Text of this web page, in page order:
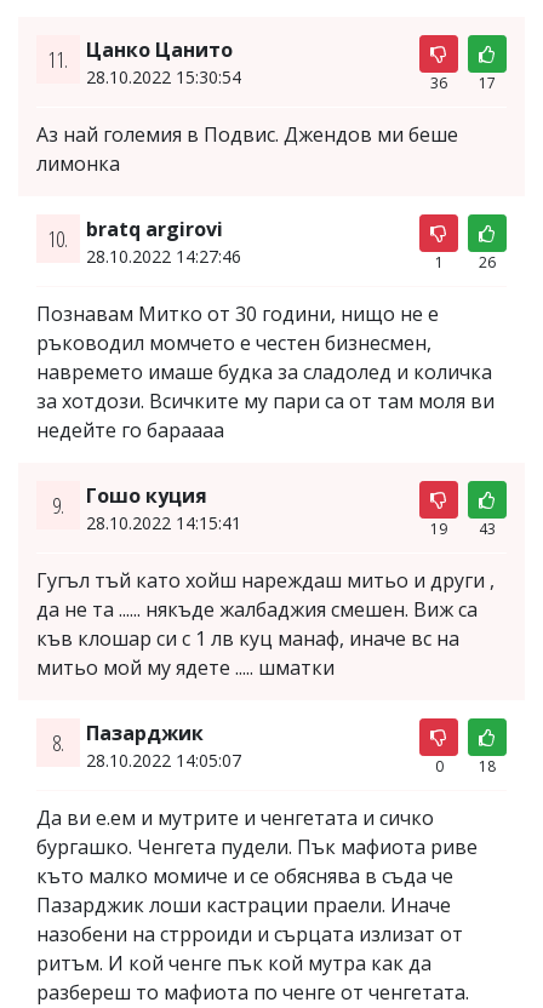
11. Цанко Цанито
28.10.2022 15:30:54 36 17
Аз най големия в Подвис. Джендов ми беше
лимонка
10. bratq argirovi
28.10.2022 14:27:46 1 26
Познавам Митко от 30 години, нищо не е
ръководил момчето е честен бизнесмен,
навремето имаше будка за сладолед и количка
за хотдози. Всичките му пари са от там моля ви
недейте го бараааа
9. Гошо куция
28.10.2022 14:15:41 19 43
Гугъл тъй като хойш нареждаш митьо и други ,
да не та ...... някъде жалбаджия смешен. Виж са
къв клошар си с 1 лв куц манаф, иначе вс на
митьо мой му ядете ..... шматки
8. Пазарджик
28.10.2022 14:05:07 0 18
Да ви е.ем и мутрите и ченгетата и сичко
бургашко. Ченгета пудели. Пък мафиота риве
къто малко момиче и се обяснява в съда че
Пазарджик лоши кастрации праели. Иначе
назобени на стрроиди и сърцата излизат от
ритъм. И кой ченге пък кой мутра как да
разбереш то мафиота по ченге от ченгетата.